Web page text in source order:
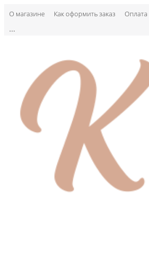
О магазине Как оформить заказ Оплата
...